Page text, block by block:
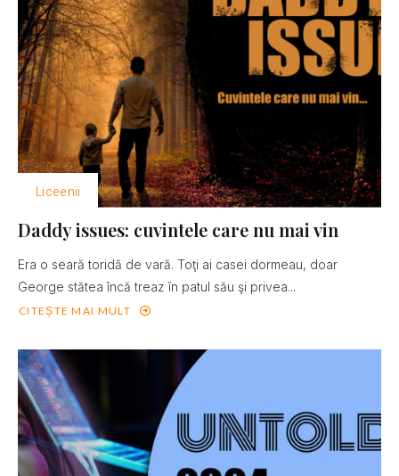
Liceenii
Daddy issues: cuvintele care nu mai vin
Era o seară toridă de vară. Toţi ai casei dormeau, doar
George stătea încă treaz în patul său şi privea...
CITEȘTE MAI MULT